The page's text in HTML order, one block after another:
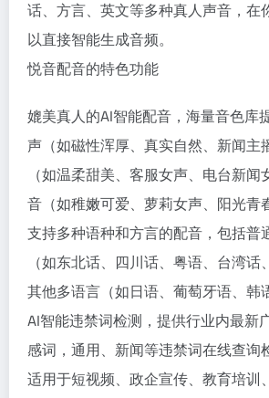
话、方言、英文等多种真人声音，在
以直接智能生成音频。
悦音配音的特色功能
媲美真人的AI智能配音，海量音色库
声（如磁性浑厚、真实自然、新闻主
（如温柔甜美、客服女声、电台新
音（如稚嫩可爱、萝莉女声、阳光青
支持多种语种和方言的配音，包括普
（如东北话、四川话、粤语、台湾话
其他多语言（如日语、葡萄牙语、韩
AI智能违禁词检测，提供行业内最新
感词，通用、新闻等违禁词在线查询
适用于短视频、政企宣传、教育培训